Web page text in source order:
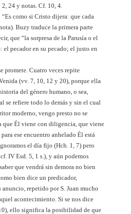
24 y notas. Cf. 10, 4.
como si Cristo dijera: que cada
Buzy traduce la primera parte
que “la sorpresa de la Parusía o el
el pecador en su pecado; el justo en
promete. Cuatro veces repite
(vv. 7, 10, 12 y 20), porque ella
del género humano, o sea,
se refiere todo lo demás y sin el cual
moderno, vengo presto no se
que Él viene con diligencia, que viene
ese encuentro anhelado Él está
el día fijo (Hch. 1, 7) pero
IV Esd. 5, 1 s.), y aún podemos
que vendrá sin demora no bien
bien dice un predicador,
anuncio, repetido por S. Juan mucho
acontecimiento. Si se nos dice
ello significa la posibilidad de que